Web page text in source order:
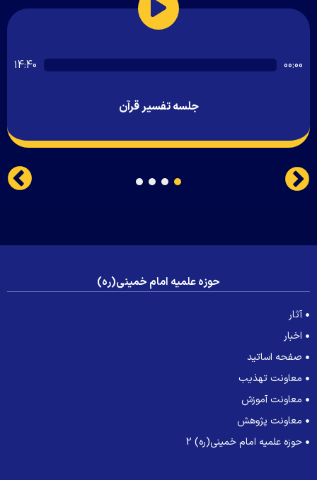
پخش‌کننده
00:00
14:40
جلسه تفسیر قرآن
1
2
حوزه علمیه امام خمینی(ره)
آثار
اخبار
صفحه اساتید
معاونت تهذیب
معاونت آموزش
معاونت پژوهش
حوزه علمیه امام خمینی(ره) 2